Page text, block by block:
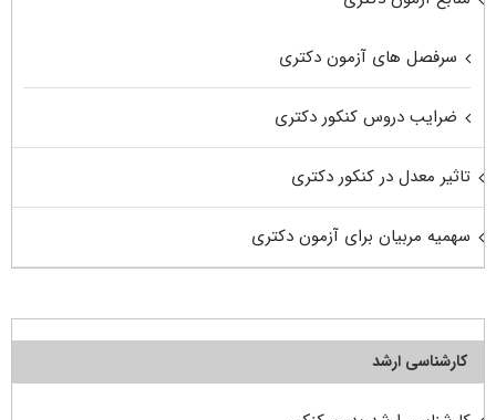
سرفصل های آزمون دکتری
ضرایب دروس کنکور دکتری
تاثیر معدل در کنکور دکتری
سهمیه مربیان برای آزمون دکتری
کارشناسی ارشد